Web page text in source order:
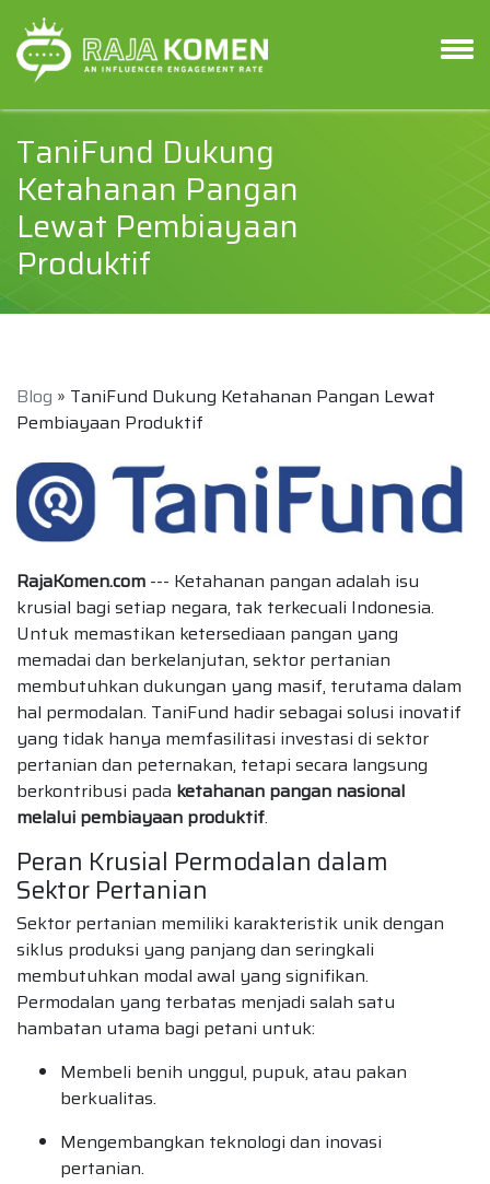
TaniFund Dukung
Ketahanan Pangan
Lewat Pembiayaan
Produktif
Blog » TaniFund Dukung Ketahanan Pangan Lewat
Pembiayaan Produktif
RajaKomen.com --- Ketahanan pangan adalah isu
krusial bagi setiap negara, tak terkecuali Indonesia.
Untuk memastikan ketersediaan pangan yang
memadai dan berkelanjutan, sektor pertanian
membutuhkan dukungan yang masif, terutama dalam
hal permodalan. TaniFund hadir sebagai solusi inovatif
yang tidak hanya memfasilitasi investasi di sektor
pertanian dan peternakan, tetapi secara langsung
berkontribusi pada ketahanan pangan nasional
melalui pembiayaan produktif.
Peran Krusial Permodalan dalam
Sektor Pertanian
Sektor pertanian memiliki karakteristik unik dengan
siklus produksi yang panjang dan seringkali
membutuhkan modal awal yang signifikan.
Permodalan yang terbatas menjadi salah satu
hambatan utama bagi petani untuk:
Membeli benih unggul, pupuk, atau pakan
berkualitas.
Mengembangkan teknologi dan inovasi
pertanian.